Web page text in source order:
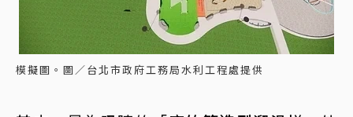
模擬圖。圖／台北市政府工務局水利工程處提供